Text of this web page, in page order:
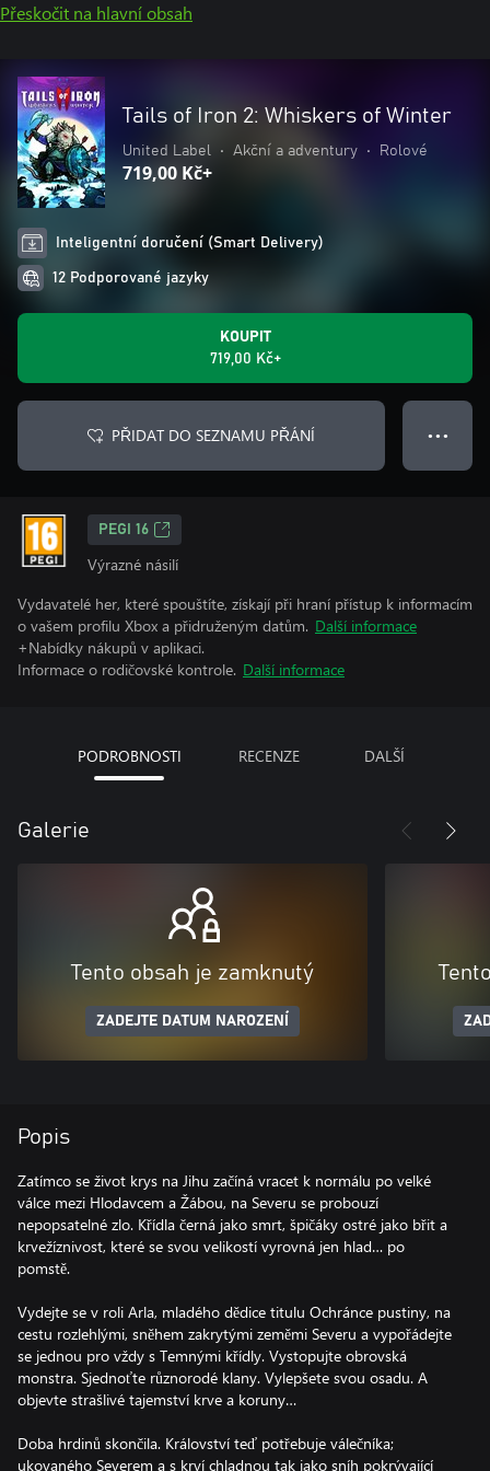
Přeskočit na hlavní obsah
Tails of Iron 2: Whiskers of Winter
United Label • Akční a adventury • Rolové
719,00 Kč+
Inteligentní doručení (Smart Delivery)
12 Podporované jazyky
KOUPIT
719,00 Kč+
PŘIDAT DO SEZNAMU PŘÁNÍ ● ● ●
PEGI 16
Výrazné násilí
Vydavatelé her, které spouštíte, získají při hraní přístup k informacím
o vašem profilu Xbox a přidruženým datům. Další informace
+Nabídky nákupů v aplikaci.
Informace o rodičovské kontrole. Další informace
PODROBNOSTI RECENZE DALŠÍ
Galerie
Tento obsah je zamknutý
ZADEJTE DATUM NAROZENÍ
Popis
Zatímco se život krys na Jihu začíná vracet k normálu po velké
válce mezi Hlodavcem a Žábou, na Severu se probouzí
nepopsatelné zlo. Křídla černá jako smrt, špičáky ostré jako břit a
krvežíznivost, které se svou velikostí vyrovná jen hlad… po
pomstě.
Vydejte se v roli Arla, mladého dědice titulu Ochránce pustiny, na
cestu rozlehlými, sněhem zakrytými zeměmi Severu a vypořádejte
se jednou pro vždy s Temnými křídly. Vystopujte obrovská
monstra. Sjednoťte různorodé klany. Vylepšete svou osadu. A
objevte strašlivé tajemství krve a koruny…
Doba hrdinů skončila. Království teď potřebuje válečníka;
ukovaného Severem a s krví chladnou tak jako sníh pokrývající